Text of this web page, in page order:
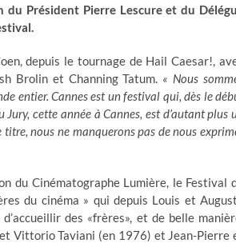
Président Pierre Lescure et du
depuis le tournage de Hail Caesar!,
Brolin et Channing Tatum. « Nous
entier. Cannes est un festival qui, dès le
cette année à Cannes, est d’autant plus
titre, nous ne manquerons pas de nous
du Cinématographe Lumière, le Festival
du cinéma » qui depuis Louis et
des «frères», et de belle
Vittorio Taviani (en 1976) et Jean-Pierre